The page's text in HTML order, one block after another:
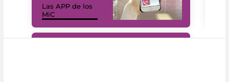
Las APP de los
MiC